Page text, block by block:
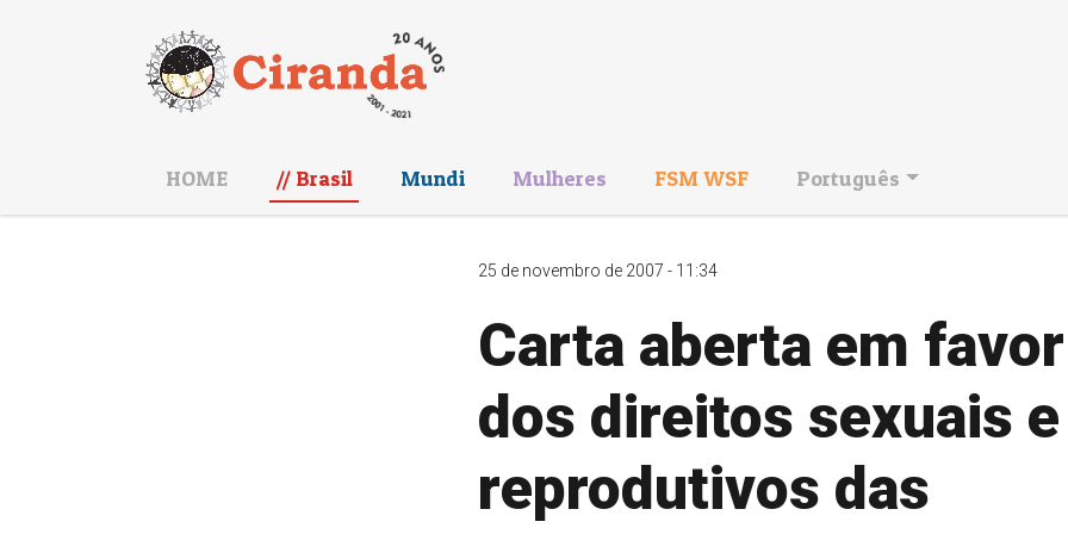
HOME Brasil Mundi Mulheres FSM WSF Português
25 de novembro de 2007 - 11:34
Carta aberta em favor
dos direitos sexuais e
reprodutivos das